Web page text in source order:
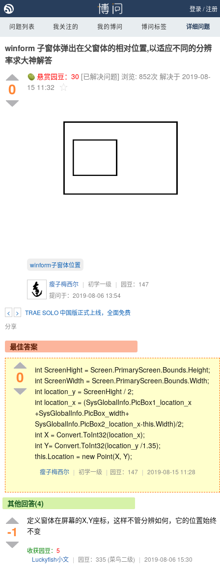
登录/注册
问题列表 我关注的 我的博问 博问标签 详细问题
winform 子窗体弹出在父窗体的相对位置,以适应不同的分辨
率求大神解答
0
悬赏园豆： 30 [已解决问题] 浏览: 852次 解决于 2019-08-
15 11:32
winform子窗体位置
瘦子梅西尔 | 初学一级 | 园豆： 147
提问于：2019-08-06 13:54
< >
TRAE SOLO 中国版正式上线，全面免费
分享
最佳答案
0
int ScreenHight = Screen.PrimaryScreen.Bounds.Height;
int ScreenWidth = Screen.PrimaryScreen.Bounds.Width;
int location_y = ScreenHight / 2;
int location_x = (SysGlobalInfo.PicBox1_location_x
+SysGlobalInfo.PicBox_width+
SysGlobalInfo.PicBox2_location_x-this.Width)/2;
int X = Convert.ToInt32(location_x);
int Y= Convert.ToInt32(location_y /1.35);
this.Location = new Point(X, Y);
瘦子梅西尔 | 初学一级 | 园豆：147 | 2019-08-15 11:28
其他回答(4)
-1
定义窗体在屏幕的X,Y座标，这样不管分辨如何，它的位置始终
不变
收获园豆： 5
Luckyfish小文 | 园豆：335 (菜鸟二级) | 2019-08-06 15:30